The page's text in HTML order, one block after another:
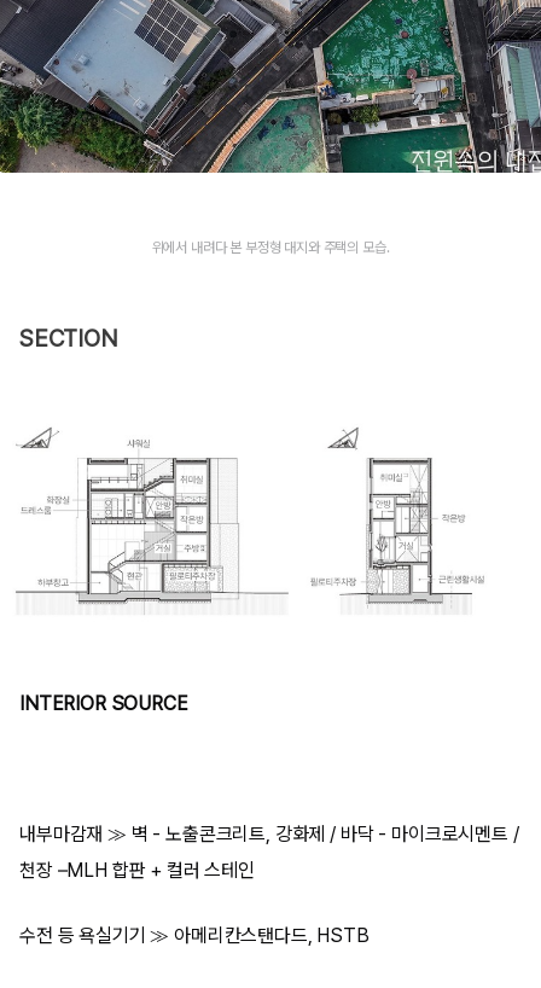
위에서 내려다 본 부정형 대지와 주택의 모습.
SECTION
INTERIOR SOURCE
내부마감재 ≫ 벽 - 노출콘크리트, 강화제 / 바닥 - 마이크로시멘트 /
천장 –MLH 합판 + 컬러 스테인
수전 등 욕실기기 ≫ 아메리칸스탠다드, HSTB